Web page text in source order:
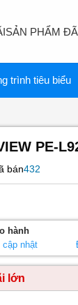
SẢN PHẨM
trình tiêu biểu
PE-
bán432
hành
cập nhật
lớn